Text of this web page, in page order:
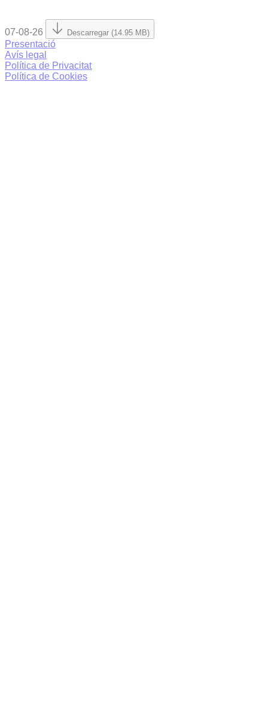
07-08-26 Descarregar (14.95 MB)
Presentació
Avís legal
Política de Privacitat
Política de Cookies